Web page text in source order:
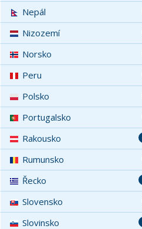
Nepál
Nizozemí
Norsko
Peru
Polsko
Portugalsko
Rakousko
Rumunsko
Řecko
Slovensko
Slovinsko